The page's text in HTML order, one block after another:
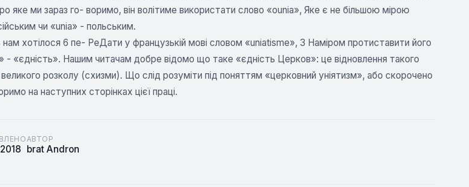
яке ми зараз го- воримо, він волітиме використати слово «ounia», Яке є не більшою мірою
чи «unia» - польським.
нам хотілося 6 пе- РеДати у французькій мові словом «uniatisme», 3 Наміром протиставити його
«єдність». Нашим читачам добре відомо що таке «єдність Церков»: це відновлення такого
розколу (схизми). Що слід розуміти під поняттям «церковний уніятизм», або скорочено
на наступних сторінках цієї праці.
АВТОР
brat Andron